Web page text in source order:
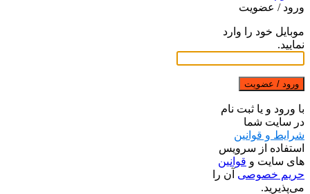
ورود / عضویت
موبایل خود را وارد
نمایید.
ورود / عضویت
با ورود و یا ثبت نام
در سایت شما
شرایط و قوانین
استفاده از سرویس
های سایت و قوانین
حریم خصوصی آن را
می‌پذیرید.